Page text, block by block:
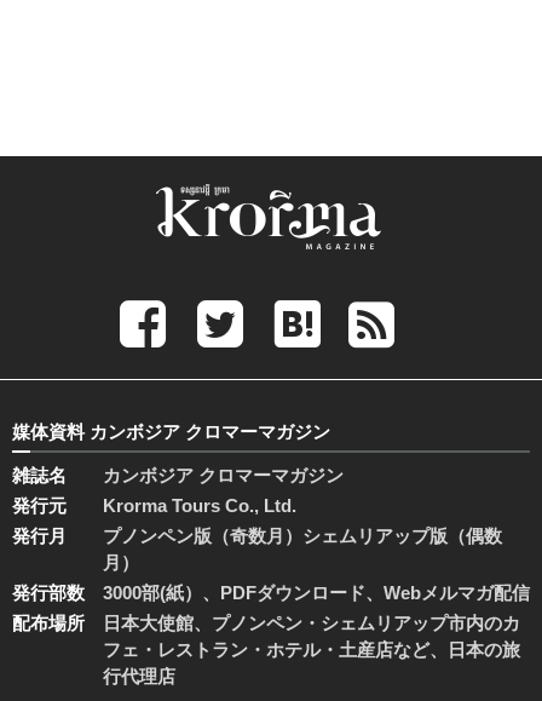
媒体資料 カンボジア クロマーマガジン
雑誌名
カンボジア クロマーマガジン
発行元
Krorma Tours Co., Ltd.
発行月
プノンペン版（奇数月）シェムリアップ版（偶数
月）
発行部数
3000部(紙）、PDFダウンロード、Webメルマガ配信
配布場所
日本大使館、プノンペン・シェムリアップ市内のカ
フェ・レストラン・ホテル・土産店など、日本の旅
行代理店